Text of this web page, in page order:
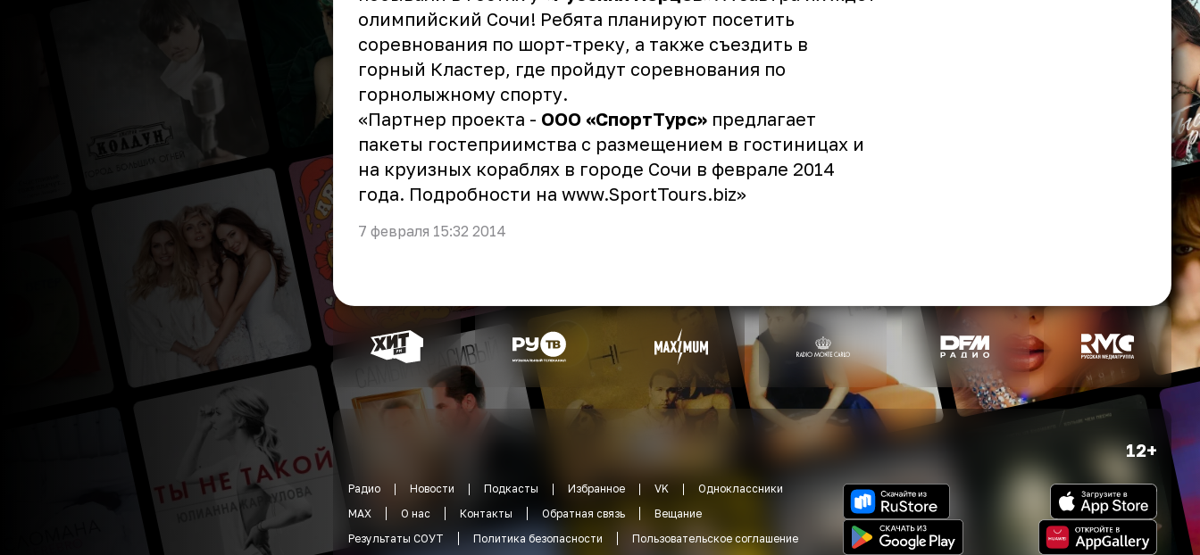
олимпийский Сочи! Ребята планируют посетить
соревнования по шорт-треку, а также съездить в
горный Кластер, где пройдут соревнования по
горнолыжному спорту.
«Партнер проекта - ООО «СпортТурс» предлагает
пакеты гостеприимства с размещением в гостиницах и
на круизных кораблях в городе Сочи в феврале 2014
года. Подробности на www.SportTours.biz»
7 февраля 15:32 2014
12+
Радио Новости Подкасты Избранное VK
Одноклассники
MAX
О нас Контакты Обратная связь
Вещание
Результаты СОУТ
Политика безопасности Пользовательское соглашение